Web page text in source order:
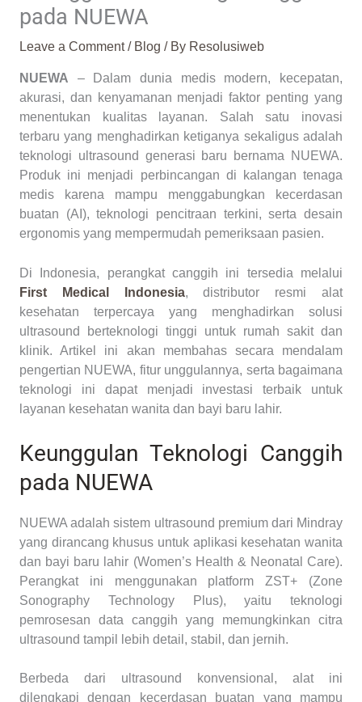
pada NUEWA
Leave a Comment / Blog / By Resolusiweb
NUEWA – Dalam dunia medis modern, kecepatan,
akurasi, dan kenyamanan menjadi faktor penting yang
menentukan kualitas layanan. Salah satu inovasi
terbaru yang menghadirkan ketiganya sekaligus adalah
teknologi ultrasound generasi baru bernama NUEWA.
Produk ini menjadi perbincangan di kalangan tenaga
medis karena mampu menggabungkan kecerdasan
buatan (AI), teknologi pencitraan terkini, serta desain
ergonomis yang mempermudah pemeriksaan pasien.
Di Indonesia, perangkat canggih ini tersedia melalui
First Medical Indonesia, distributor resmi alat
kesehatan terpercaya yang menghadirkan solusi
ultrasound berteknologi tinggi untuk rumah sakit dan
klinik. Artikel ini akan membahas secara mendalam
pengertian NUEWA, fitur unggulannya, serta bagaimana
teknologi ini dapat menjadi investasi terbaik untuk
layanan kesehatan wanita dan bayi baru lahir.
Keunggulan Teknologi Canggih
pada NUEWA
NUEWA adalah sistem ultrasound premium dari Mindray
yang dirancang khusus untuk aplikasi kesehatan wanita
dan bayi baru lahir (Women’s Health & Neonatal Care).
Perangkat ini menggunakan platform ZST+ (Zone
Sonography Technology Plus), yaitu teknologi
pemrosesan data canggih yang memungkinkan citra
ultrasound tampil lebih detail, stabil, dan jernih.
Berbeda dari ultrasound konvensional, alat ini
dilengkapi dengan kecerdasan buatan yang mampu